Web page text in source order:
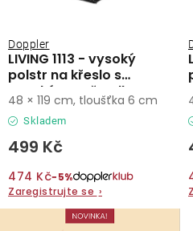
Prodávané značky
O nás
ů
t
LIVING 1113 - vysoký
polstr na křeslo s
vysokým opěradlem
Doppler
Skladem
499 Kč
474 Kč−5%
Zaregistrujte se ›
48 × 119 cm, tloušťka 6 cm